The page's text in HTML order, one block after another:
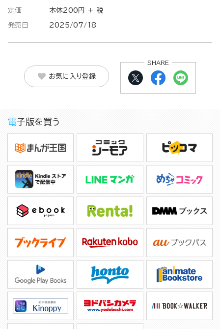
定価 本体200円 ＋ 税
発売日 2025/07/18
お気に入り登録
SHARE
電子版を買う